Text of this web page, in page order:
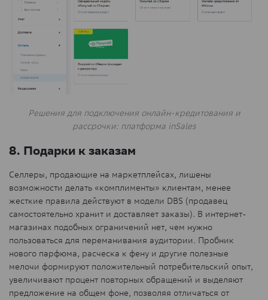
Решения для подключения онлайн-кредитования и
рассрочки: платформа inSales
8. Подарки к заказам
Селлеры, продающие на маркетплейсах, лишены
возможности делать «комплименты» клиентам, менее
жесткие правила действуют в модели DBS (продавец
самостоятельно хранит и доставляет заказы). В интернет-
магазинах подобных ограничений нет, чем нужно
пользоваться для переманивания аудитории. Пробник
нового парфюма, расческа к фену и другие полезные
мелочи формируют положительный потребительский опыт,
увеличивают процент повторных обращений и выделяют
предложение на общем фоне, позволяя отличаться от